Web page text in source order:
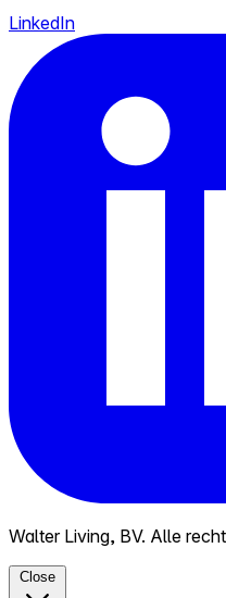
LinkedIn
Walter Living, BV. Alle
Close